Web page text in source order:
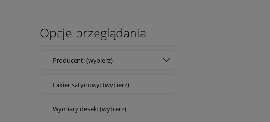
Opcje przeglądania
Producent: (wybierz)
Lakier satynowy: (wybierz)
Wymiary desek: (wybierz)